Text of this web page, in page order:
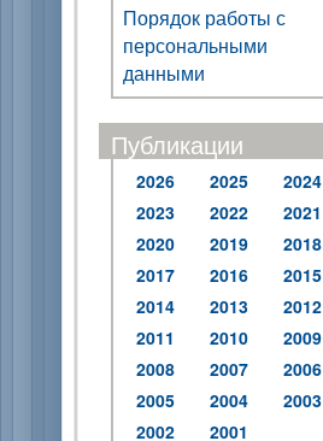
Порядок работы с
персональными
данными
Публикации
2026 2025
2024
2023
2022
2021
2020
2019
2018
2017
2016
2015
2014
2013
2012
2011
2010
2009
2008
2007
2006
2005
2004
2003
2002
2001